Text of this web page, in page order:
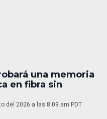
una memoria
en fibra sin
del 2026 a las 8:09 am PDT